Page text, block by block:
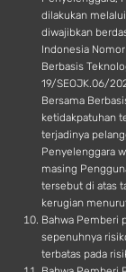
dilakukan
diwajibkan
Indonesia
Berbasis
19/SEOJK.06/
Bersama
ketidakpatuhan
terjadinya
Penyelenggara
masing
tersebut di atas
kerugian
Bahwa Pemberi
sepenuhnya
terbatas pada